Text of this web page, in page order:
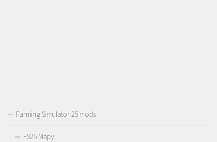
Farming Simulator 25 mods
FS25 Mapy